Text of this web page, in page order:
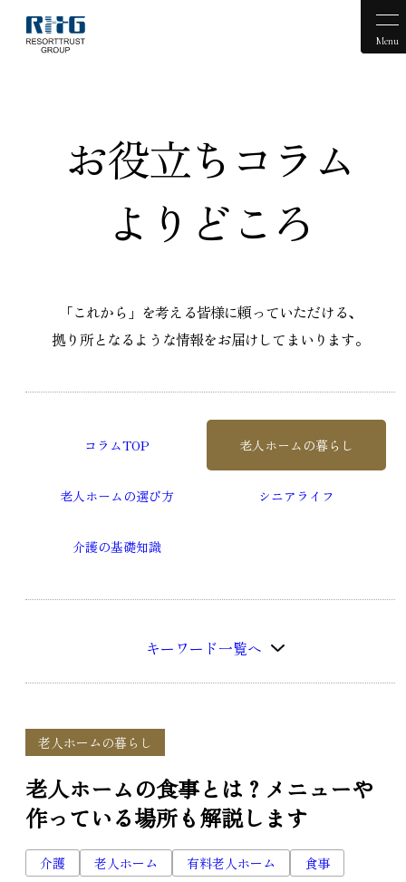
Menu
お役立ちコラム
よりどころ
「これから」を考える皆様に頼っていただける、
拠り所となるような情報をお届けしてまいります。
コラムTOP 老人ホームの暮らし
老人ホームの選び方 シニアライフ
介護の基礎知識
キーワード一覧へ
老人ホームの暮らし
老人ホームの食事とは？メニューや
作っている場所も解説します
介護 老人ホーム 有料老人ホーム
食事